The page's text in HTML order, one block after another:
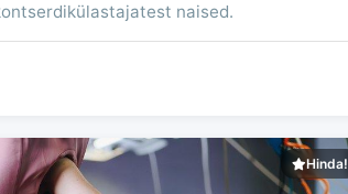
naised.
Hinda!